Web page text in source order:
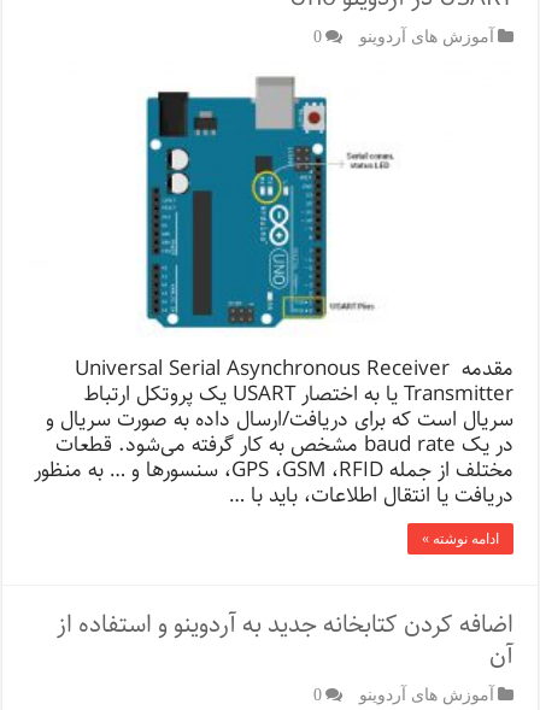
آموزش های آردوینو 0
مقدمه Universal Serial Asynchronous Receiver
Transmitter یا به اختصار USART یک پروتکل ارتباط
سریال است که برای دریافت/ارسال داده به صورت سریال و
در یک baud rate مشخص به کار گرفته می‌شود. قطعات
مختلف از جمله GPS ،GSM ،RFID، سنسورها و … به منظور
دریافت یا انتقال اطلاعات، باید با …
ادامه نوشته »
اضافه کردن کتابخانه جدید به آردوینو و استفاده از
آن
آموزش های آردوینو 0